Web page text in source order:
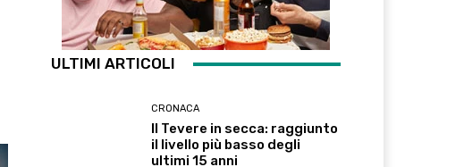
ULTIMI ARTICOLI
CRONACA
Il Tevere in secca: raggiunto
il livello più basso degli
ultimi 15 anni